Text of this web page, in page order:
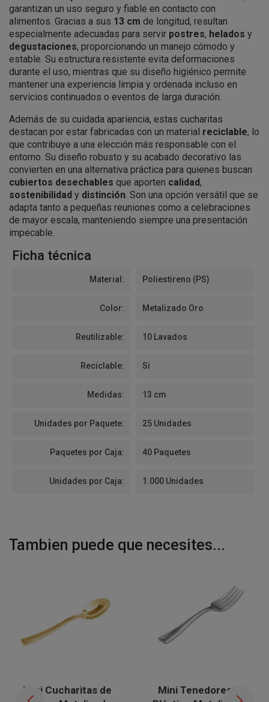
garantizan un uso seguro y fiable en contacto con
alimentos. Gracias a sus 13 cm de longitud, resultan
especialmente adecuadas para servir postres, helados y
degustaciones, proporcionando un manejo cómodo y
estable. Su estructura resistente evita deformaciones
durante el uso, mientras que su diseño higiénico permite
mantener una experiencia limpia y ordenada incluso en
servicios continuados o eventos de larga duración.
Además de su cuidada apariencia, estas cucharitas
destacan por estar fabricadas con un material reciclable, lo
que contribuye a una elección más responsable con el
entorno. Su diseño robusto y su acabado decorativo las
convierten en una alternativa práctica para quienes buscan
cubiertos desechables que aporten calidad,
sostenibilidad y distinción. Son una opción versátil que se
adapta tanto a pequeñas reuniones como a celebraciones
de mayor escala, manteniendo siempre una presentación
impecable.
Ficha técnica
Material: Poliestireno (PS)
Color: Metalizado Oro
Reutilizable: 10 Lavados
Reciclable: Si
Medidas: 13 cm
Unidades por Paquete: 25 Unidades
Paquetes por Caja: 40 Paquetes
Unidades por Caja: 1.000 Unidades
Tambien puede que necesites...
Mini Cucharitas de
Mini Tenedores de